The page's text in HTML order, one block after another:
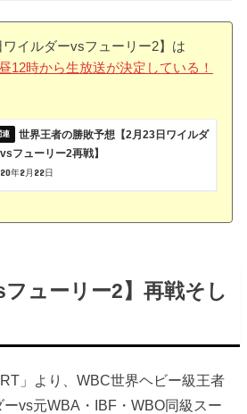
ワイルダーvsフューリー2】は
12時から生放送が決定している！
世界王者の勝敗予想【2月23日ワイルダ
フューリー2再戦】
年2月22日
フューリー2】再戦そし
」より、WBC世界ヘビー級王者
vs元WBA・IBF・WBO同級スー